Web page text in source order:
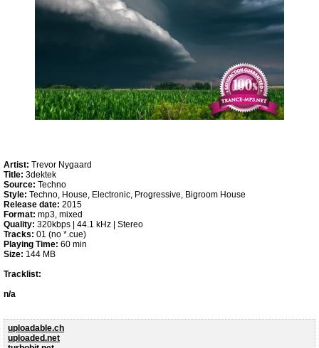
Artist: Trevor Nygaard
Title: 3dektek
Source: Techno
Style: Techno, House, Electronic, Progressive, Bigroom House
Release date: 2015
Format: mp3, mixed
Quality: 320kbps | 44.1 kHz | Stereo
Tracks: 01 (no *.cue)
Playing Time: 60 min
Size: 144 MB
Tracklist:
n/a
uploadable.ch
uploaded.net